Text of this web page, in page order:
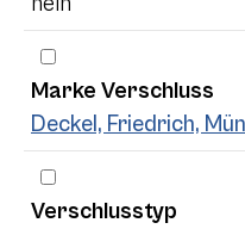
Marke Verschluss
Deckel, Friedrich,
Verschlusstyp